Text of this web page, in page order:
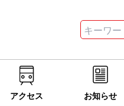
アクセス お知らせ